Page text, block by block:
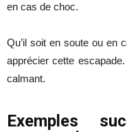
en cas de choc.
Qu’il soit en soute ou en
apprécier cette
calmant.
Exemples